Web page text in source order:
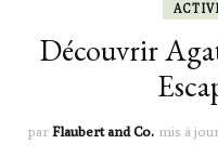
Découvrir
parFlaubert and Co. mis à